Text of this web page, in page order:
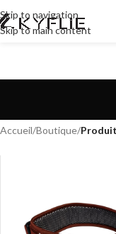
Skip to navigation
Skip to main content
Accueil/Boutique/